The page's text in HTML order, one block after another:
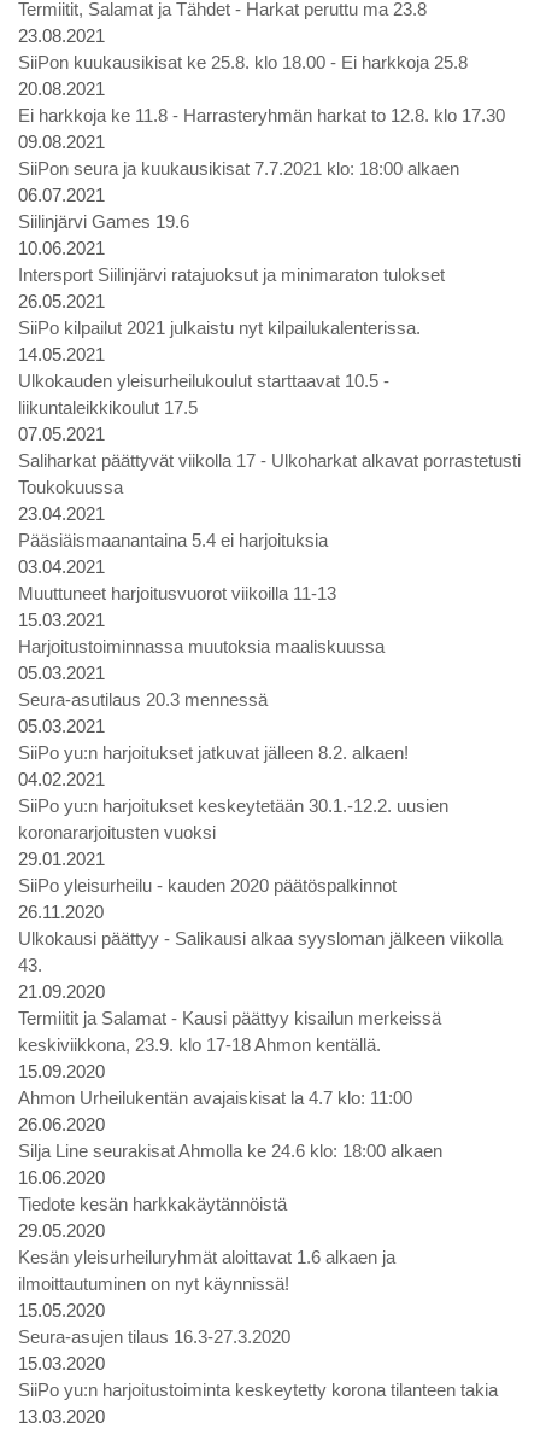
Termiitit, Salamat ja Tähdet - Harkat peruttu ma 23.8
23.08.2021
SiiPon kuukausikisat ke 25.8. klo 18.00 - Ei harkkoja 25.8
20.08.2021
Ei harkkoja ke 11.8 - Harrasteryhmän harkat to 12.8. klo 17.30
09.08.2021
SiiPon seura ja kuukausikisat 7.7.2021 klo: 18:00 alkaen
06.07.2021
Siilinjärvi Games 19.6
10.06.2021
Intersport Siilinjärvi ratajuoksut ja minimaraton tulokset
26.05.2021
SiiPo kilpailut 2021 julkaistu nyt kilpailukalenterissa.
14.05.2021
Ulkokauden yleisurheilukoulut starttaavat 10.5 -
liikuntaleikkikoulut 17.5
07.05.2021
Saliharkat päättyvät viikolla 17 - Ulkoharkat alkavat porrastetusti
Toukokuussa
23.04.2021
Pääsiäismaanantaina 5.4 ei harjoituksia
03.04.2021
Muuttuneet harjoitusvuorot viikoilla 11-13
15.03.2021
Harjoitustoiminnassa muutoksia maaliskuussa
05.03.2021
Seura-asutilaus 20.3 mennessä
05.03.2021
SiiPo yu:n harjoitukset jatkuvat jälleen 8.2. alkaen!
04.02.2021
SiiPo yu:n harjoitukset keskeytetään 30.1.-12.2. uusien
koronararjoitusten vuoksi
29.01.2021
SiiPo yleisurheilu - kauden 2020 päätöspalkinnot
26.11.2020
Ulkokausi päättyy - Salikausi alkaa syysloman jälkeen viikolla
43.
21.09.2020
Termiitit ja Salamat - Kausi päättyy kisailun merkeissä
keskiviikkona, 23.9. klo 17-18 Ahmon kentällä.
15.09.2020
Ahmon Urheilukentän avajaiskisat la 4.7 klo: 11:00
26.06.2020
Silja Line seurakisat Ahmolla ke 24.6 klo: 18:00 alkaen
16.06.2020
Tiedote kesän harkkakäytännöistä
29.05.2020
Kesän yleisurheiluryhmät aloittavat 1.6 alkaen ja
ilmoittautuminen on nyt käynnissä!
15.05.2020
Seura-asujen tilaus 16.3-27.3.2020
15.03.2020
SiiPo yu:n harjoitustoiminta keskeytetty korona tilanteen takia
13.03.2020